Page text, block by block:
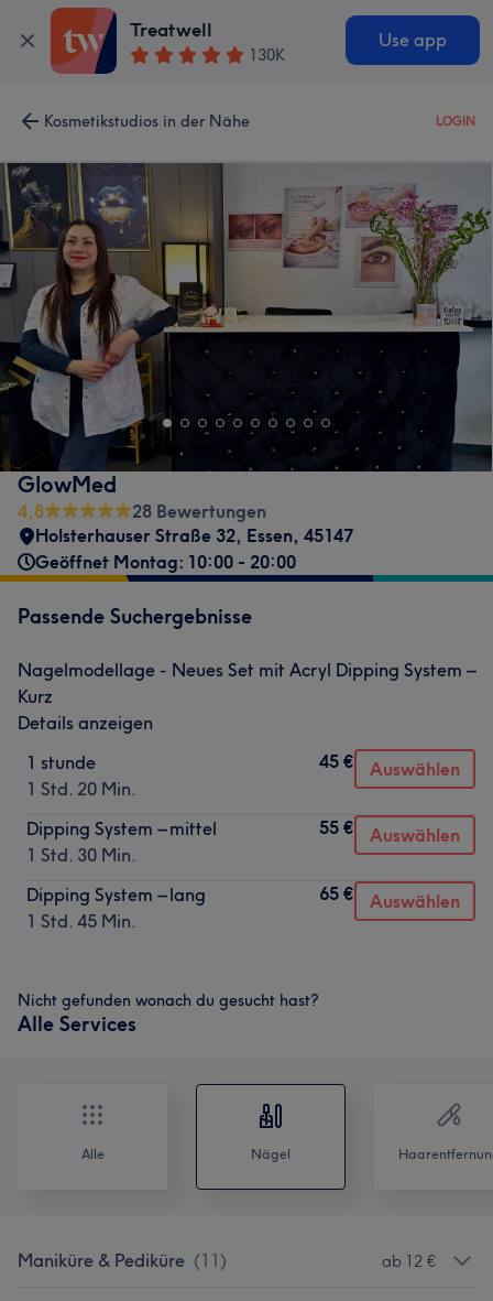
Treatwell
130K
Use app
Kosmetikstudios in der Nähe LOGIN
GlowMed
4,8
28 Bewertungen
Holsterhauser Straße 32, Essen, 45147
Geöffnet Montag: 10:00 - 20:00
Passende Suchergebnisse
Nagelmodellage - Neues Set mit Acryl Dipping System –
Kurz
Details anzeigen
1 stunde
1 Std. 20 Min.
45 € Auswählen
Dipping System – mittel
1 Std. 30 Min.
55 € Auswählen
Dipping System – lang
1 Std. 45 Min.
65 € Auswählen
Nicht gefunden wonach du gesucht hast?
Alle Services
Alle Nägel
Maniküre & Pediküre (11) ab 12 €